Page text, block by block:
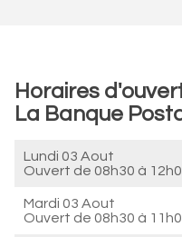
Horaires
La Banque
Lundi 03 Aout
Ouvert de 08h30 à
Mardi 03 Aout
Ouvert de 08h30 à